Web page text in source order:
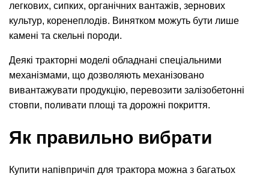
легкових, сипких, органічних вантажів, зернових
культур, коренеплодів. Винятком можуть бути лише
камені та скельні породи.
Деякі тракторні моделі обладнані спеціальними
механізмами, що дозволяють механізовано
вивантажувати продукцію, перевозити залізобетонні
стовпи, поливати площі та дорожні покриття.
Як правильно вибрати
Купити напівпричіп для трактора можна з багатьох